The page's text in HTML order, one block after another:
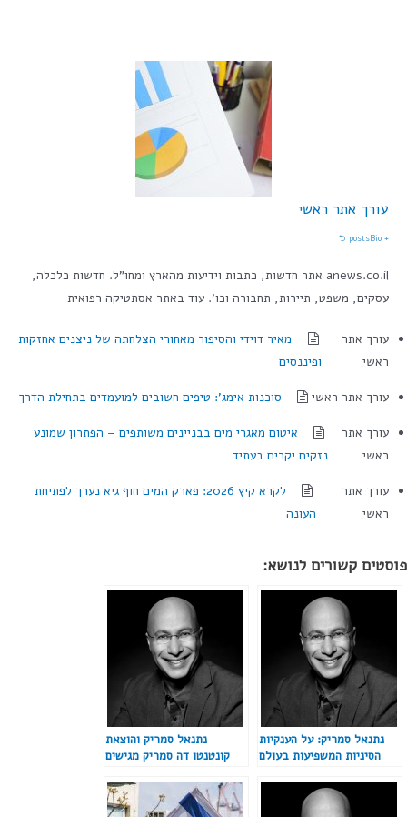
עורך אתר ראשי
+ posts
Bio ⮌
anews.co.il אתר חדשות, כתבות וידיעות מהארץ ומחו"ל. חדשות כלכלה,
עסקים, משפט, תיירות, תחבורה וכו'. עוד באתר אסתטיקה רפואית
עורך אתר
ראשי
מאיר דוידי והסיפור מאחורי הצלחתה של ניצנים אחזקות
ופיננסים
עורך אתר ראשי סוכנות אימג': טיפים חשובים למועמדים בתחילת הדרך
עורך אתר
ראשי
איטום מאגרי מים בבניינים משותפים – הפתרון שמונע
נזקים יקרים בעתיד
עורך אתר
ראשי
לקרא קיץ 2026: פארק המים חוף גיא נערך לפתיחת
העונה
פוסטים קשורים לנושא:
נתנאל סמריק: על הענקיות
הסיניות המשפיעות בעולם
נתנאל סמריק והוצאת
קונטנטו דה סמריק מגישים